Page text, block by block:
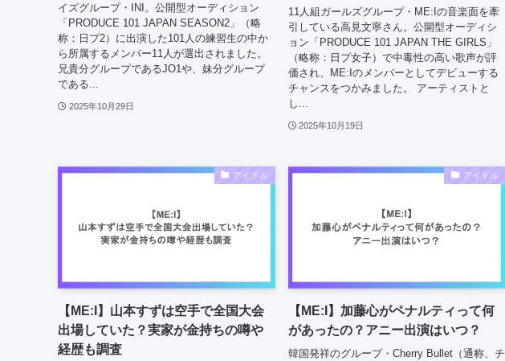
イズグループ・INI。公開型オーディション
「PRODUCE 101 JAPAN SEASON2」（略
称：日プ2）に出演した101人の練習生の中か
ら所属するメンバー11人が選出されました。
兄貴分グループであるJO1や、妹分グループ
である...
2025年10月29日
11人組ガールズグループ・ME:Iの音楽面を牽
引している高見文寧さん。公開型オーディシ
ョン「PRODUCE 101 JAPAN THE GIRLS」
（略称：日プ女子）で中毒性の高い歌声が評
価され、ME:Iのメンバーとしてデビューする
チャンスをつかみました。 アーティストと
し...
2025年10月19日
アイドル
【ME:I】山本すずは空手で全国大会
出場していた？実家が金持ちの噂や
経歴も調査
アイドル
【ME:I】加藤心がペナルティって何
があったの？アニー出演はいつ？
韓国発祥のグループ・Cherry Bullet（通称、チ